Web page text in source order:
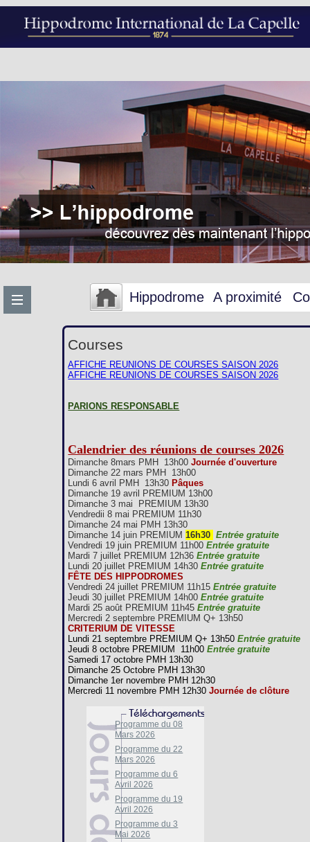
Hippodrome A proximité
Courses
AFFICHE REUNIONS DE COURSES SAISON 2026
AFFICHE REUNIONS DE COURSES SAISON 2026
PARIONS RESPONSABLE
Calendrier des réunions de courses 2026
Dimanche 8mars PMH 13h00Journée d'ouverture
Dimanche 22 mars PMH 13h00
Lundi 6 avril PMH 13h30 Pâques
Dimanche 19 avril PREMIUM 13h00
Dimanche 3 mai PREMIUM 13h30
Vendredii 8 mai PREMIUM 11h30
Dimanche 24 mai PMH 13h30
Dimanche 14 juin PREMIUM16h30 Entrée gratuite
Vendredi 19 juin PREMIUM 11h00Entrée gratuite
Mardi 7 juillet PREMIUM 12h36Entrée gratuite
Lundi 20 juillet PREMIUM 14h30Entrée gratuite
FÊTE DES HIPPODROMES
Vendredi 24 juillet PREMIUM 11h15Entrée gratuite
Jeudi 30 juillet PREMIUM 14h00 Entrée gratuite
Mardi 25 août PREMIUM 11h45Entrée gratuite
Mercredi 2 septembre PREMIUM Q+ 13h50
CRITERIUM DE VITESSE
Lundi 21 septembre PREMIUM Q+ 13h50Entrée gratuite
Jeudi 8 octobre PREMIUM 11h00Entrée gratuite
Samedi 17 octobre PMH 13h30
Dimanche 25 Octobre PMH 13h30
Dimanche 1er novembre PMH 12h30
Mercredi 11 novembre PMH 12h30Journée de clôture
Programme du 08
Mars 2026
Programme du 22
Mars 2026
Programme du 6
Avril 2026
Programme du 19
Avril 2026
Programme du 3
Mai 2026